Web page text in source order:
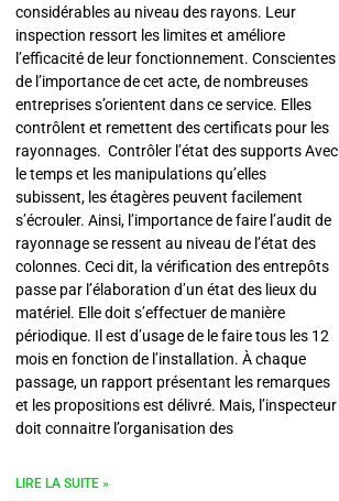
considérables au niveau des rayons. Leur
inspection ressort les limites et améliore
l’efficacité de leur fonctionnement. Conscientes
de l’importance de cet acte, de nombreuses
entreprises s’orientent dans ce service. Elles
contrôlent et remettent des certificats pour les
rayonnages. Contrôler l’état des supports Avec
le temps et les manipulations qu’elles
subissent, les étagères peuvent facilement
s’écrouler. Ainsi, l’importance de faire l’audit de
rayonnage se ressent au niveau de l’état des
colonnes. Ceci dit, la vérification des entrepôts
passe par l’élaboration d’un état des lieux du
matériel. Elle doit s’effectuer de manière
périodique. Il est d’usage de le faire tous les 12
mois en fonction de l’installation. À chaque
passage, un rapport présentant les remarques
et les propositions est délivré. Mais, l’inspecteur
doit connaitre l’organisation des
LIRE LA SUITE »